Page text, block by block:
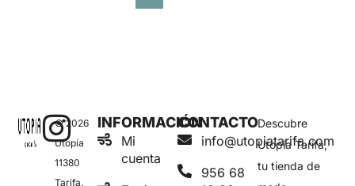
© 2026
Utopía
11380
Tarifa.
Descubre
Utopía Tarifa,
tu tienda de
CONTACTO
info@utopiatarifa.com
956 68
INFORMACIÓN
Mi
cuenta